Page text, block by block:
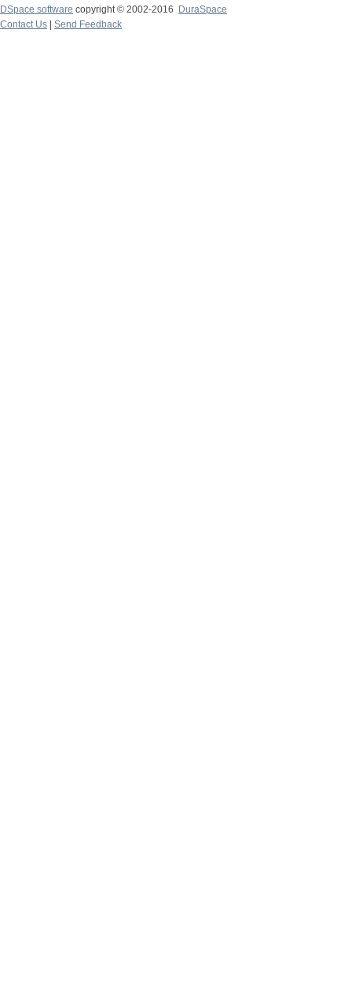
DSpace software copyright © 2002-2016
DuraSpace
Contact Us
Send Feedback